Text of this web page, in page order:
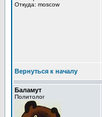
Откуда: moscow
Вернуться к началу
Баламут
Политолог